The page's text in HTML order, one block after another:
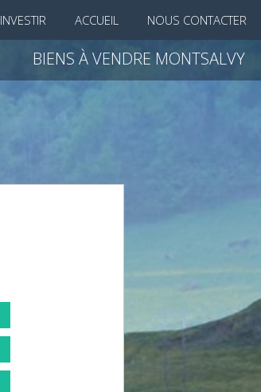
INVESTIR ACCUEIL NOUS CONTACTER
BIENS À VENDRE MONTSALVY